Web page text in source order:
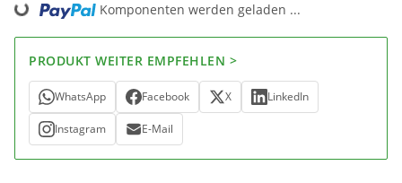
Loading... Komponenten werden geladen ...
PRODUKT WEITER EMPFEHLEN >
WhatsApp Facebook X LinkedIn
Instagram E-Mail